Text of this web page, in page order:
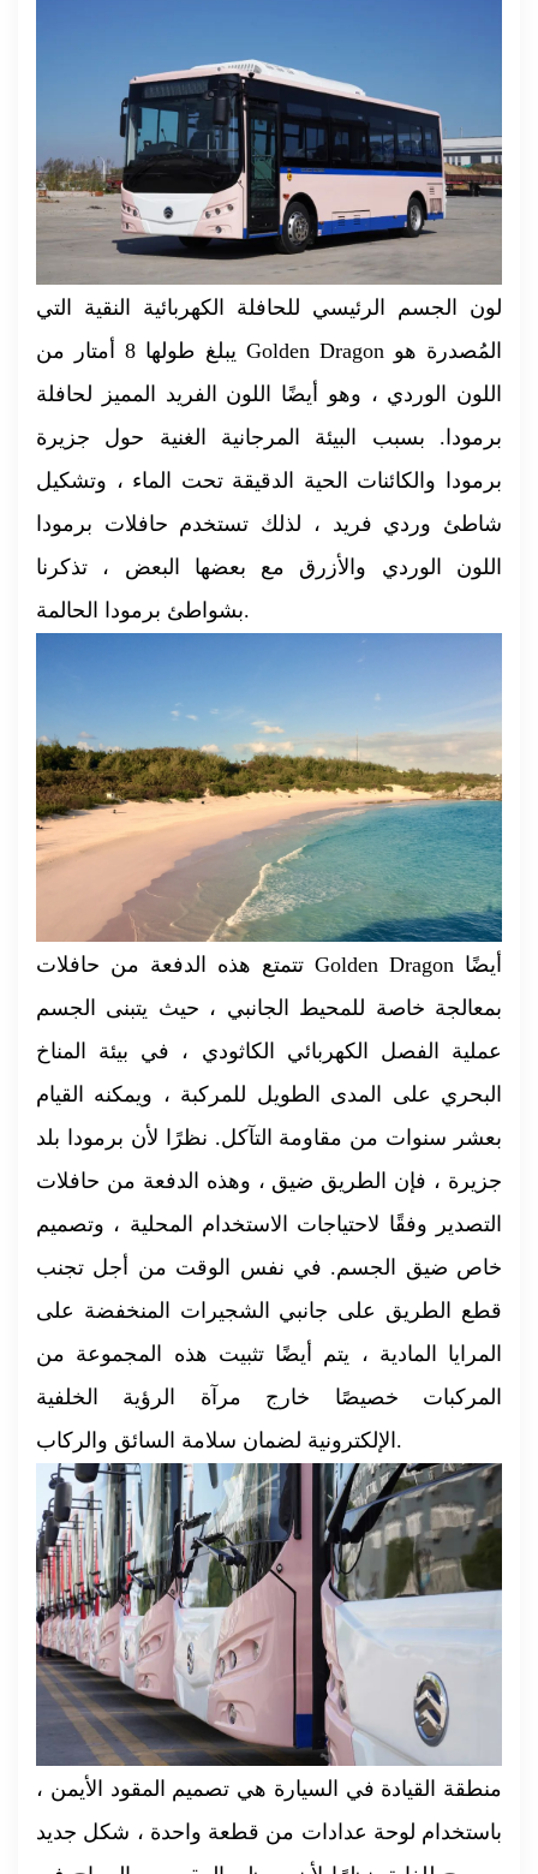
لون الجسم الرئيسي للحافلة الكهربائية النقية التي
يبلغ طولها 8 أمتار من Golden Dragon المُصدرة هو
اللون الوردي ، وهو أيضًا اللون الفريد المميز لحافلة
برمودا. بسبب البيئة المرجانية الغنية حول جزيرة
برمودا والكائنات الحية الدقيقة تحت الماء ، وتشكيل
شاطئ وردي فريد ، لذلك تستخدم حافلات برمودا
اللون الوردي والأزرق مع بعضها البعض ، تذكرنا
بشواطئ برمودا الحالمة.
تتمتع هذه الدفعة من حافلات Golden Dragon أيضًا
بمعالجة خاصة للمحيط الجانبي ، حيث يتبنى الجسم
عملية الفصل الكهربائي الكاثودي ، في بيئة المناخ
البحري على المدى الطويل للمركبة ، ويمكنه القيام
بعشر سنوات من مقاومة التآكل. نظرًا لأن برمودا بلد
جزيرة ، فإن الطريق ضيق ، وهذه الدفعة من حافلات
التصدير وفقًا لاحتياجات الاستخدام المحلية ، وتصميم
خاص ضيق الجسم. في نفس الوقت من أجل تجنب
قطع الطريق على جانبي الشجيرات المنخفضة على
المرايا المادية ، يتم أيضًا تثبيت هذه المجموعة من
المركبات خصيصًا خارج مرآة الرؤية الخلفية
الإلكترونية لضمان سلامة السائق والركاب.
منطقة القيادة في السيارة هي تصميم المقود الأيمن ،
باستخدام لوحة عدادات من قطعة واحدة ، شكل جديد